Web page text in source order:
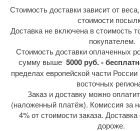
Стоимость доставки зависит от
стоимости
Доставка не включена в стоимость
покупателем.
Стоимость доставки оплаченных
сумму выше 5000 руб. -
пределах европейской части
восточных
Заказ и доставку можно
(наложенный платёж). Комиссия за
4% от стоимости заказа.
дороже.